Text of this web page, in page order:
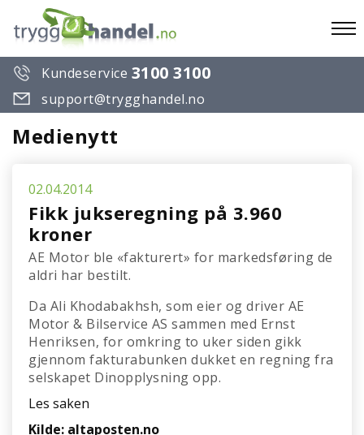
Kundeservice 3100 3100
support@trygghandel.no
Medienytt
02.04.2014
Fikk jukseregning på 3.960
kroner
AE Motor ble «fakturert» for markedsføring de
aldri har bestilt.
Da Ali Khodabakhsh, som eier og driver AE
Motor & Bilservice AS sammen med Ernst
Henriksen, for omkring to uker siden gikk
gjennom fakturabunken dukket en regning fra
selskapet Dinopplysning opp.
Les saken
Kilde: altaposten.no